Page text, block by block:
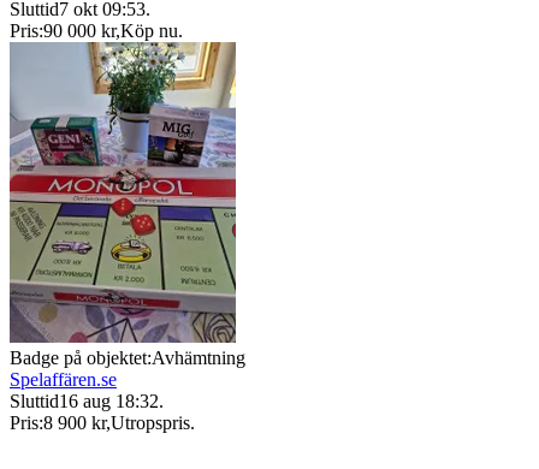
Sluttid7 okt 09:53.
Pris:90 000 kr,Köp nu.
Badge på objektet:Avhämtning
Spelaffären.se
Sluttid16 aug 18:32.
Pris:8 900 kr,Utropspris.